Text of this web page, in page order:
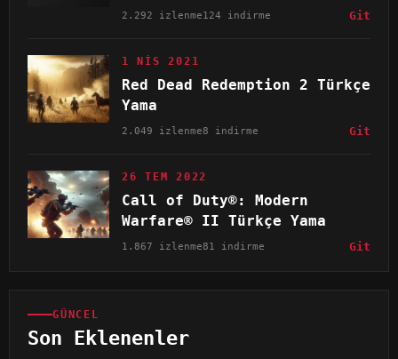
2.292 izlenme124 indirme Git
1 NIS 2021
Red Dead Redemption 2 Türkçe
Yama
2.049 izlenme8 indirme Git
26 TEM 2022
Call of Duty®: Modern
Warfare® II Türkçe Yama
1.867 izlenme81 indirme Git
GÜNCEL
Son Eklenenler